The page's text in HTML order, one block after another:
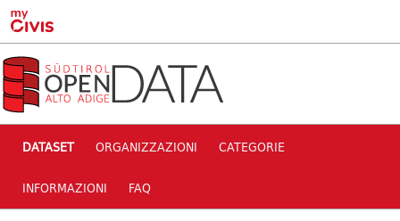
Skip to main content
DATASET ORGANIZZAZIONI CATEGORIE
INFORMAZIONI FAQ